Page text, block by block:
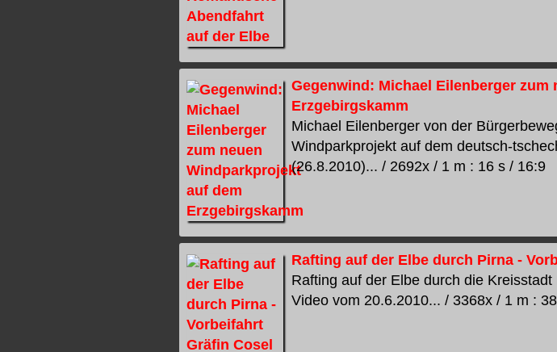
Gegenwind: Michael Eilenberger
Erzgebirgskamm
Michael Eilenberger von der
Windparkprojekt auf dem deutsch-
(26.8.2010)... / 2692x / 1 m : 16 s / 16:9
Rafting auf der Elbe durch Pirna -
Rafting auf der Elbe durch die
Video vom 20.6.2010... / 3368x / 1 m :